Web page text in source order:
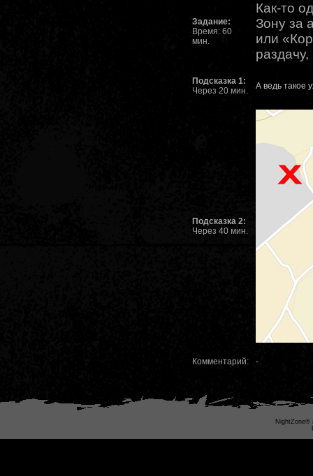
Задание:
Время: 60
мин.
Как-то
Зону за
или
раздачу,
Подсказка 1:
Через 20 мин.
А ведь такое
Подсказка 2:
Через 40 мин.
Комментарий: -
NightZone®